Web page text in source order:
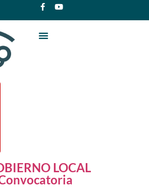
LOCAL